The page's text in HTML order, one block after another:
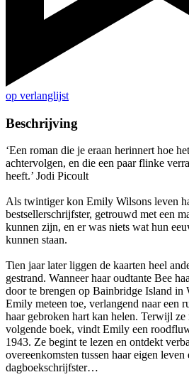
op verlanglijst
Beschrijving
‘Een roman die je eraan herinnert hoe
achtervolgen, en die een paar flinke
heeft.’ Jodi Picoult
Als twintiger kon Emily Wilsons leven
bestsellerschrijfster, getrouwd met een
kunnen zijn, en er was niets wat hun
kunnen staan.
Tien jaar later liggen de kaarten heel
gestrand. Wanneer haar oudtante Bee
door te brengen op Bainbridge Island in
Emily meteen toe, verlangend naar een
haar gebroken hart kan helen. Terwijl ze
volgende boek, vindt Emily een
1943. Ze begint te lezen en ontdekt
overeenkomsten tussen haar eigen
dagboekschrijfster…